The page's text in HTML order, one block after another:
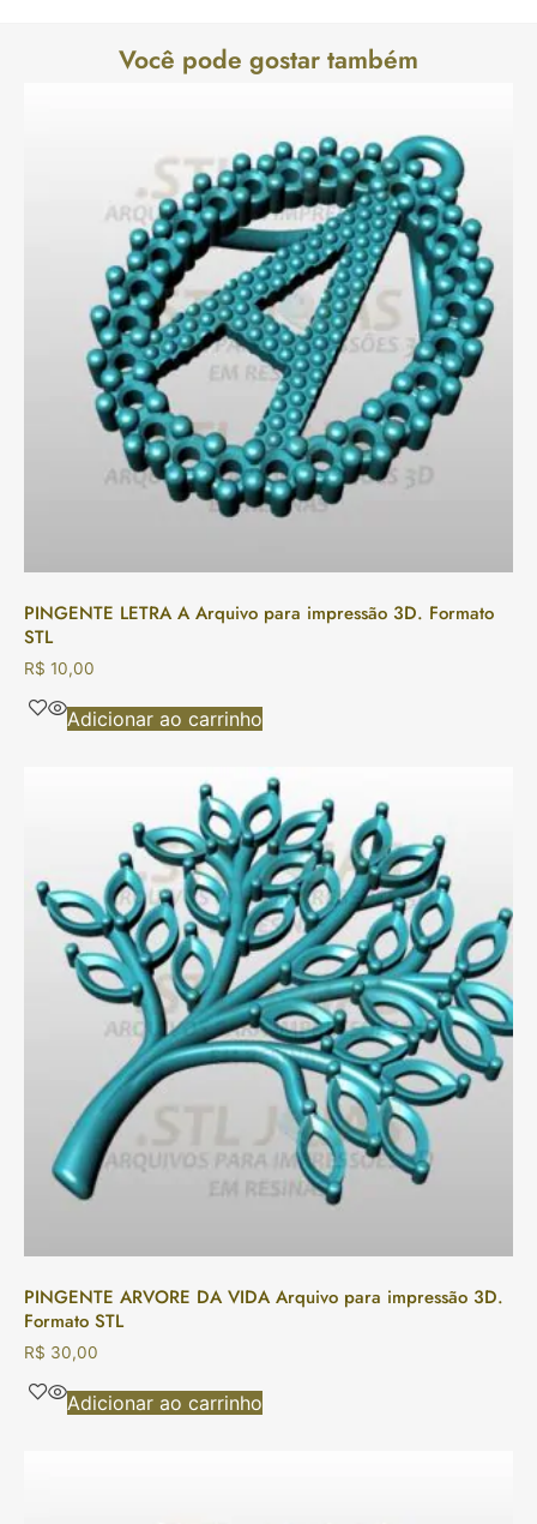
Você pode gostar também
PINGENTE LETRA A Arquivo para impressão 3D. Formato
STL
R$ 10,00
Adicionar ao carrinho
PINGENTE ARVORE DA VIDA Arquivo para impressão 3D.
Formato STL
R$ 30,00
Adicionar ao carrinho